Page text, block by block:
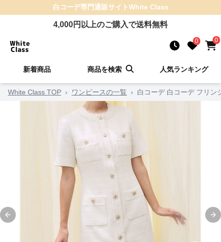
白コーデ専門通販サイトWhite Class
4,000円以上のご購入で送料無料
0 0
新着商品 商品を検索 人気ランキング
White Class TOP › ワンピースの一覧 › 白コーデ 白コーデ フリン
Previous slide